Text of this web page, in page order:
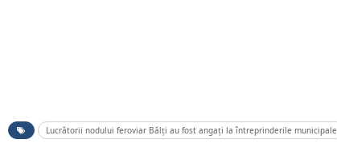
Lucrătorii nodului feroviar Bălți au fost angați la întreprinderile municipale